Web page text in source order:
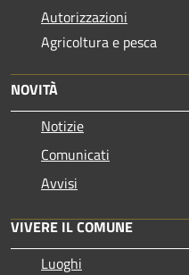
Autorizzazioni
Agricoltura e pesca
NOVITÀ
Notizie
Comunicati
Avvisi
VIVERE IL COMUNE
Luoghi